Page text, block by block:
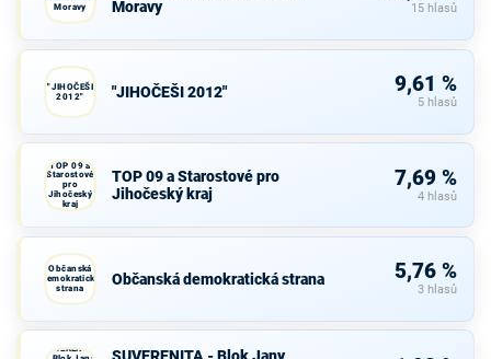
Moravy
Moravy
15 hlasů
"JIHOČEŠI
2012"
"JIHOČEŠI 2012" 9,61 %
5 hlasů
TOP 09 a
Starostové
pro
Jihočeský
kraj
TOP 09 a Starostové pro
Jihočeský kraj
7,69 %
4 hlasů
Občanská
demokratická
strana
Občanská demokratická strana 5,76 %
3 hlasů
SUVERENITA